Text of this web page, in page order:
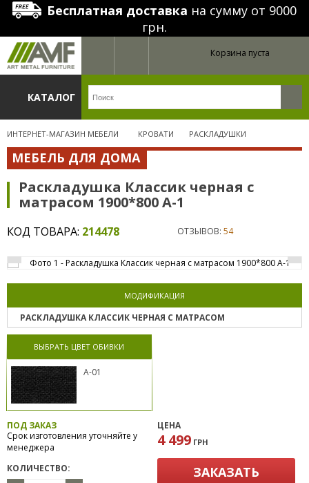
Бесплатная доставка на сумму от 9000
грн.
Корзина пуста
КАТАЛОГ
ИНТЕРНЕТ-МАГАЗИН МЕБЕЛИ КРОВАТИ РАСКЛАДУШКИ
МЕБЕЛЬ ДЛЯ ДОМА
Раскладушка Классик черная с
матрасом 1900*800 А-1
КОД ТОВАРА: 214478 ОТЗЫВОВ: 54
МОДИФИКАЦИЯ
РАСКЛАДУШКА КЛАССИК ЧЕРНАЯ С МАТРАСОМ
ВЫБРАТЬ ЦВЕТ ОБИВКИ
А-01
ПОД ЗАКАЗ
Срок изготовления уточняйте у
менеджера
КОЛИЧЕСТВО:
ЦЕНА
4 499 ГРН
ЗАКАЗАТЬ